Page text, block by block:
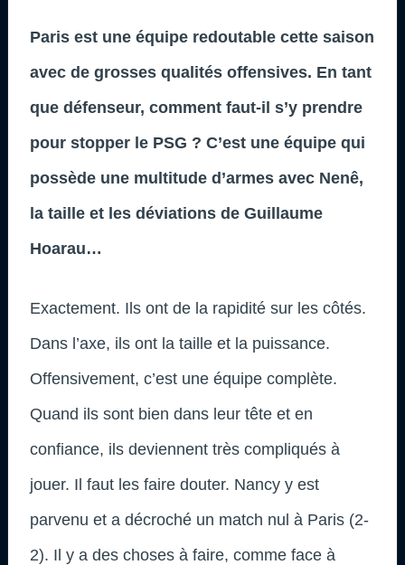
Paris est une équipe redoutable cette saison
avec de grosses qualités offensives. En tant
que défenseur, comment faut-il s’y prendre
pour stopper le PSG ? C’est une équipe qui
possède une multitude d’armes avec Nenê,
la taille et les déviations de Guillaume
Hoarau…
Exactement. Ils ont de la rapidité sur les côtés.
Dans l’axe, ils ont la taille et la puissance.
Offensivement, c’est une équipe complète.
Quand ils sont bien dans leur tête et en
confiance, ils deviennent très compliqués à
jouer. Il faut les faire douter. Nancy y est
parvenu et a décroché un match nul à Paris (2-
2). Il y a des choses à faire, comme face à